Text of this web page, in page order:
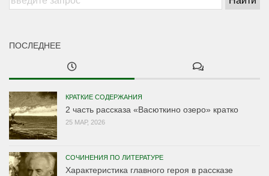
ПОСЛЕДНЕЕ
КРАТКИЕ СОДЕРЖАНИЯ
2 часть рассказа «Васюткино озеро» кратко
25 МАР, 2026
СОЧИНЕНИЯ ПО ЛИТЕРАТУРЕ
Характеристика главного героя в рассказе